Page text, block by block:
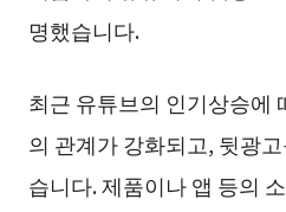
명했습니다.
최근 유튜브의 인기상승에
의 관계가 강화되고, 뒷광
습니다. 제품이나 앱 등의